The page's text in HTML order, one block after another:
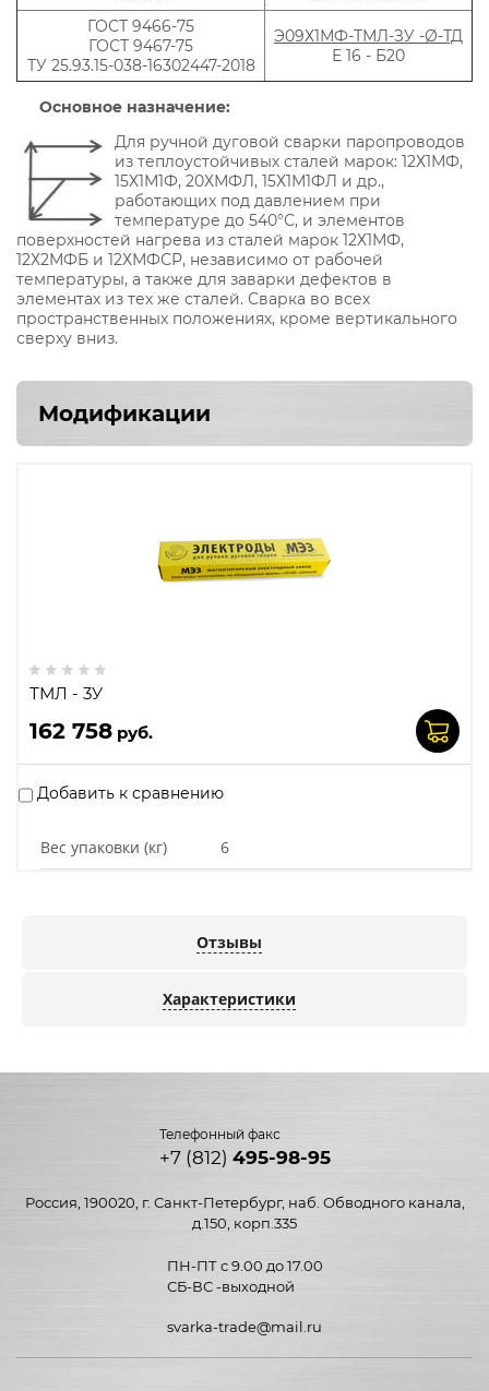
ГОСТ 9466-75
ГОСТ 9467-75
ТУ 25.93.15-038-16302447-2018
Э09Х1МФ-ТМЛ-ЗУ -Ø-ТД
Е 16 - Б20
Основное назначение:
Для ручной дуговой сварки паропроводов
из теплоустойчивых сталей марок: 12Х1МФ,
15Х1М1Ф, 20ХМФЛ, 15Х1М1ФЛ и др.,
работающих под давлением при
температуре до 540°С, и элементов
поверхностей нагрева из сталей марок 12Х1МФ,
12Х2МФБ и 12ХМФСР, независимо от рабочей
температуры, а также для заварки дефектов в
элементах из тех же сталей. Сварка во всех
пространственных положениях, кроме вертикального
сверху вниз.
Модификации
ТМЛ - 3У
162 758 руб.
Добавить к сравнению
Вес упаковки (кг) 6
Отзывы
Характеристики
Телефонный факс
+7 (812) 495-98-95
Россия, 190020, г. Санкт-Петербург, наб. Обводного канала,
д.150, корп.335
ПН-ПТ с 9.00 до 17.00
СБ-ВС -выходной
svarka-trade@mail.ru